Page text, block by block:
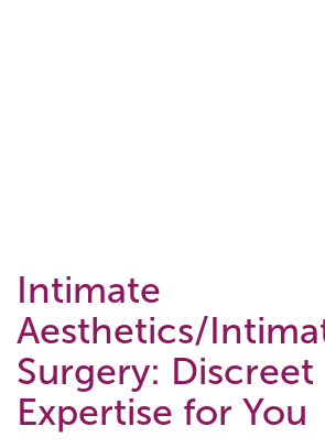
Intimate
Aesthetics/
Surgery: Discreet
Expertise for You